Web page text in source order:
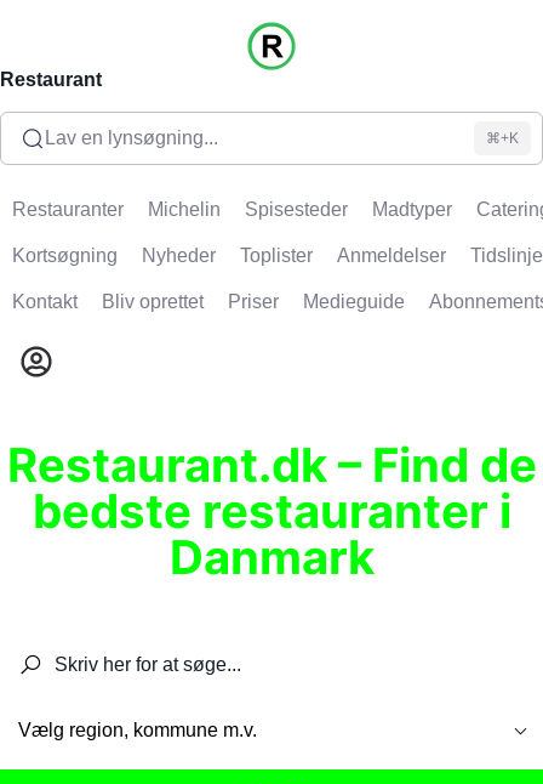
Restaurant
Lav en lynsøgning... ⌘+K
Restauranter Michelin Spisesteder Madtyper
Kortsøgning Nyheder Toplister Anmeldelser Tidslinje
Kontakt Bliv oprettet Priser Medieguide
Restaurant.dk – Find de
bedste restauranter i
Danmark
Vælg region, kommune m.v.